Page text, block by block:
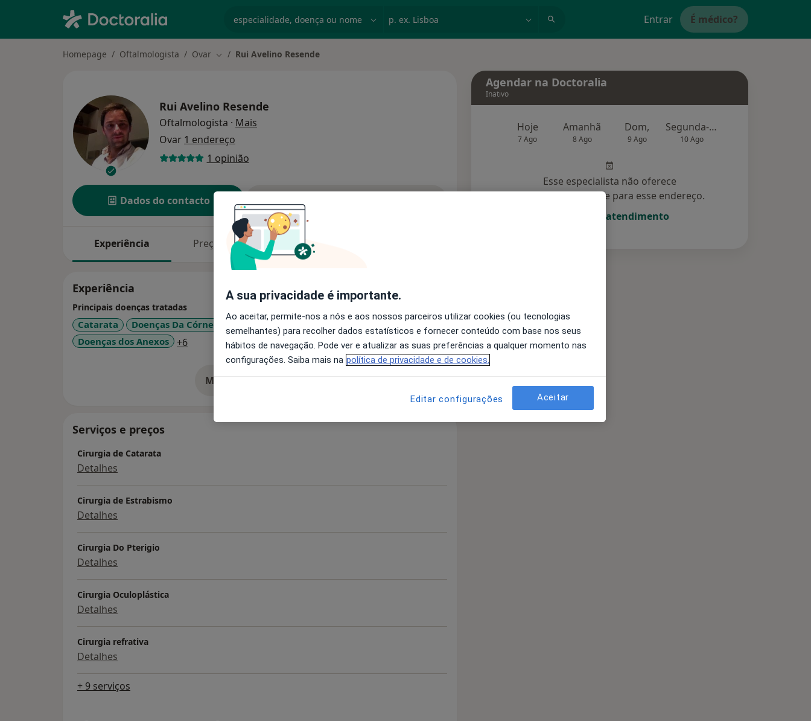
Entrar É médico?
Homepage Oftalmologista Ovar Mudar de cidade
Rui Avelino Resende
Rui Avelino Resende
Oftalmologista · Mais
Ovar 1 endereço
1 opinião
Dados do contacto
Experiência Preços Consultórios
Experiência
Principais doenças tratadas
Catarata Doenças Da Córnea Doenças Da Íris
Doenças Do Nervo Óptico
Doenças dos Anexos
+6a11y_sr_more_diseases
Mostrar mais detalhes
Serviços e preços
Cirurgia de Catarata
Detalhes
Cirurgia de Estrabismo
Detalhes
Cirurgia Do Pterigio
Detalhes
Cirurgia Oculoplástica
Detalhes
Cirurgia refrativa
Detalhes
+ 9 serviços
Agendar na Doctoralia
Inativo
Hoje
7 Ago
Amanhã
8 Ago
Dom,
9 Ago
Segunda-feira
10 Ago
Esse especialista não oferece
agendamento online para esse endereço.
Solicite um atendimento
A sua privacidade é importante.
Ao aceitar, permite-nos a nós e aos nossos parceiros utilizar cookies (ou tecnologias
semelhantes) para recolher dados estatísticos e fornecer conteúdo com base nos seus
hábitos de navegação. Pode ver e atualizar as suas preferências a qualquer momento nas
configurações. Saiba mais na política de privacidade e de cookies.
Editar configurações Aceitar